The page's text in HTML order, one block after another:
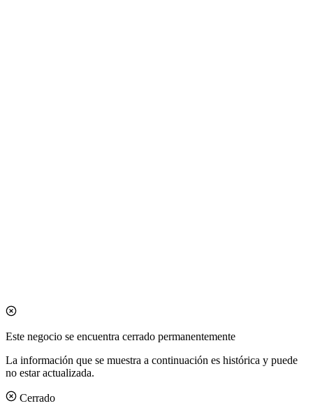
Este negocio se encuentra cerrado permanentemente
La información que se muestra a continuación es histórica y puede
no estar actualizada.
Cerrado